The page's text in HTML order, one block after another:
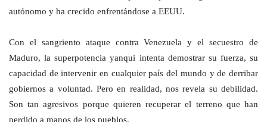
autónomo y ha crecido enfrentándose a EEUU.
Con el sangriento ataque contra Venezuela y el secuestro de
Maduro, la superpotencia yanqui intenta demostrar su fuerza, su
capacidad de intervenir en cualquier país del mundo y de derribar
gobiernos a voluntad. Pero en realidad, nos revela su debilidad.
Son tan agresivos porque quieren recuperar el terreno que han
perdido a manos de los pueblos.